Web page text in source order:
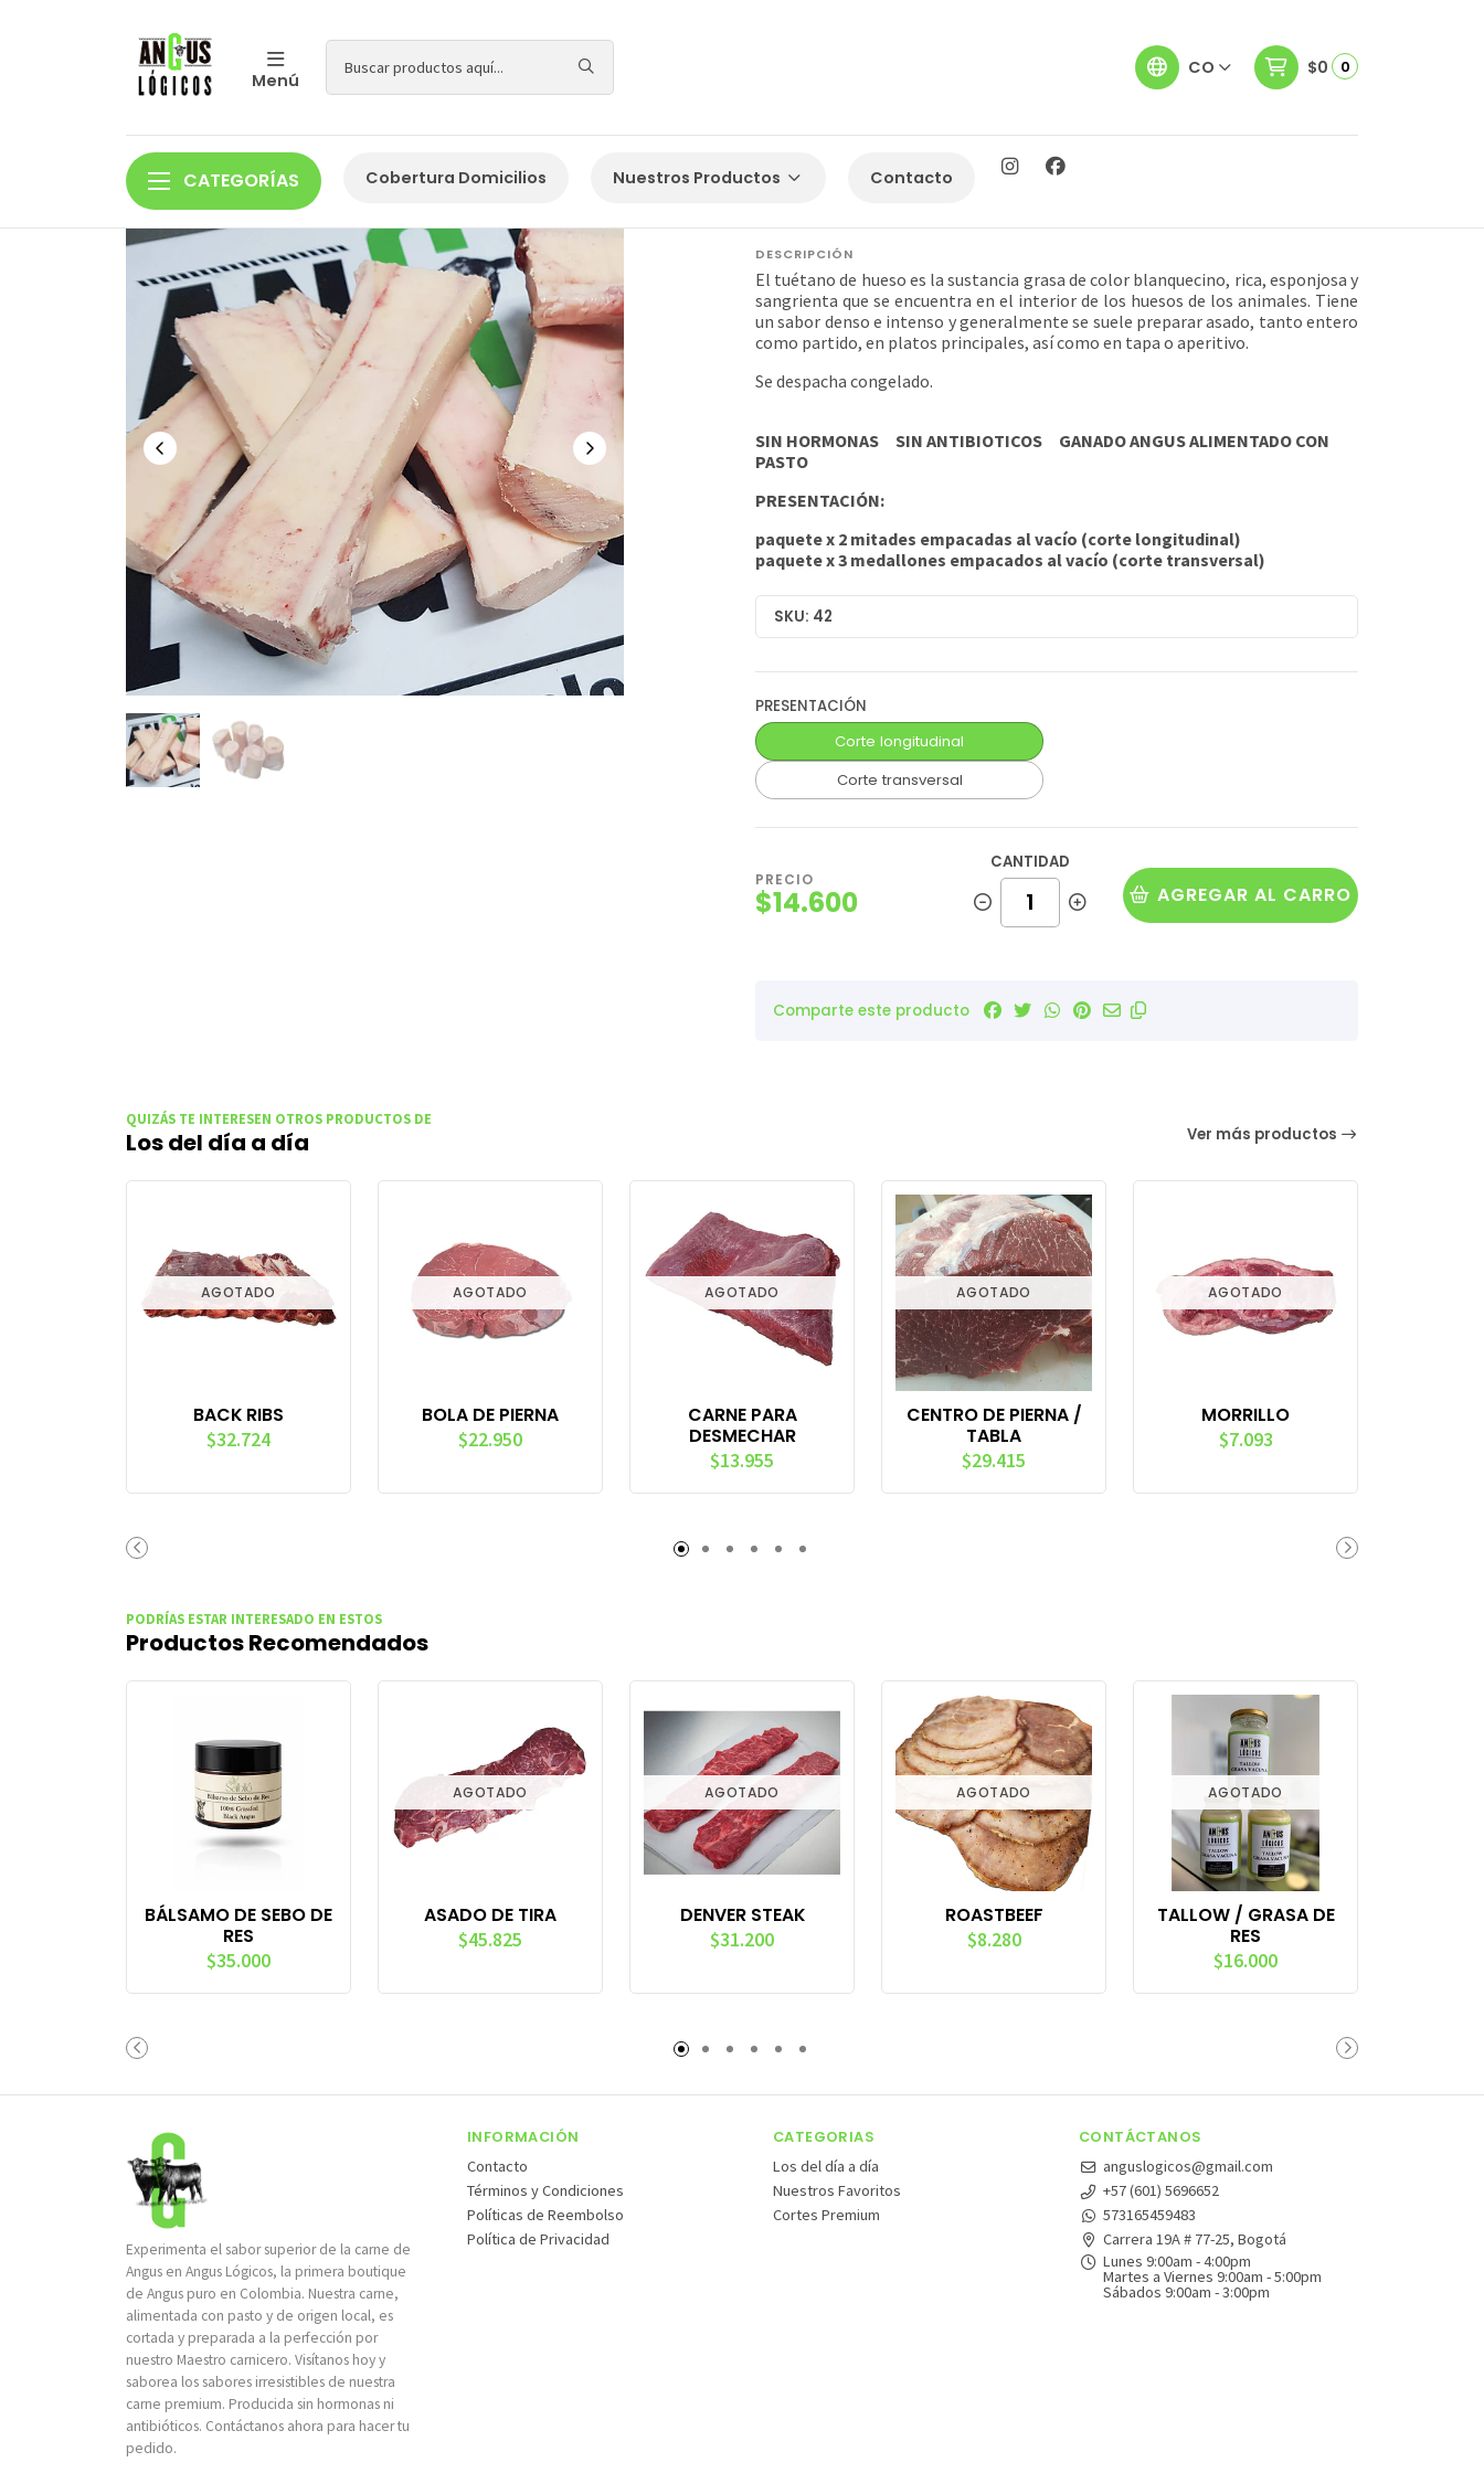
Menú
CO $0 0
CATEGORÍAS Cobertura Domicilios Nuestros Productos Contacto
DESCRIPCIÓN
El tuétano de hueso es la sustancia grasa de color blanquecino, rica, esponjosa y
sangrienta que se encuentra en el interior de los huesos de los animales. Tiene
un sabor denso e intenso y generalmente se suele preparar asado, tanto entero
como partido, en platos principales, así como en tapa o aperitivo.
Se despacha congelado.
SIN HORMONAS SIN ANTIBIOTICOS GANADO ANGUS ALIMENTADO CON
PASTO
PRESENTACIÓN:
paquete x 2 mitades empacadas al vacío (corte longitudinal)
paquete x 3 medallones empacados al vacío (corte transversal)
SKU: 42
PRESENTACIÓN
Corte longitudinal
Corte transversal
PRECIO
$14.600
CANTIDAD
AGREGAR AL CARRO
Comparte este producto
QUIZÁS TE INTERESEN OTROS PRODUCTOS DE
Los del día a día Ver más productos
AGOTADO
BACK RIBS
$32.724
AGOTADO
BOLA DE PIERNA
$22.950
AGOTADO
CARNE PARA
DESMECHAR
$13.955
AGOTADO
CENTRO DE PIERNA /
TABLA
$29.415
AGOTADO
MORRILLO
$7.093
PODRÍAS ESTAR INTERESADO EN ESTOS
Productos Recomendados
BÁLSAMO DE SEBO DE
RES
$35.000
AGOTADO
ASADO DE TIRA
$45.825
AGOTADO
DENVER STEAK
$31.200
AGOTADO
ROASTBEEF
$8.280
AGOTADO
TALLOW / GRASA DE
RES
$16.000
Experimenta el sabor superior de la carne de
Angus en Angus Lógicos, la primera boutique
de Angus puro en Colombia. Nuestra carne,
alimentada con pasto y de origen local, es
cortada y preparada a la perfección por
nuestro Maestro carnicero. Visítanos hoy y
saborea los sabores irresistibles de nuestra
carne premium. Producida sin hormonas ni
antibióticos. Contáctanos ahora para hacer tu
pedido.
INFORMACIÓN
Contacto
Términos y Condiciones
Políticas de Reembolso
Política de Privacidad
CATEGORIAS
Los del día a día
Nuestros Favoritos
Cortes Premium
CONTÁCTANOS
anguslogicos@gmail.com
+57 (601) 5696652
573165459483
Carrera 19A # 77-25, Bogotá
Lunes 9:00am - 4:00pm
Martes a Viernes 9:00am - 5:00pm
Sábados 9:00am - 3:00pm